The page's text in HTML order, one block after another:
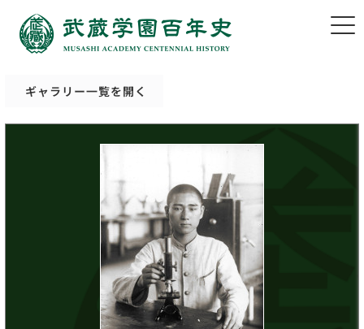
ギャラリー一覧を開く